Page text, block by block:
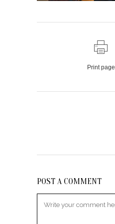
Print page
POST A COMMENT